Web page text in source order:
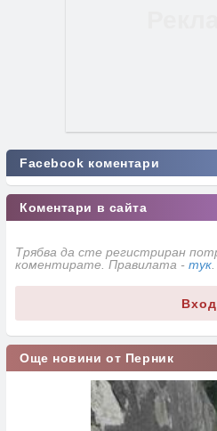
Facebook коментари
Коментари в сайта
Трябва да сте регистриран
коментирате. Правилата - тук
Вход
Още новини от Перник